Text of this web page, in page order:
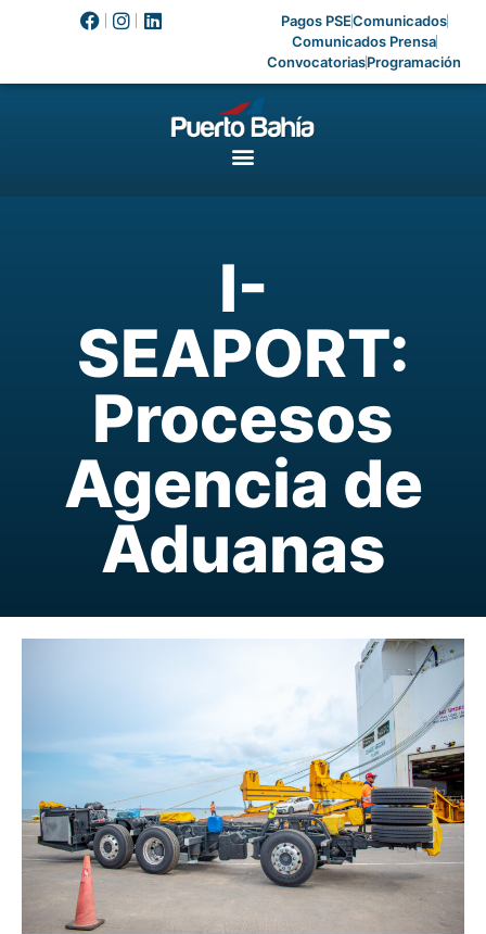
Pagos PSEComunicados
Comunicados Prensa
ConvocatoriasProgramación
I-
SEAPORT:
Procesos
Agencia de
Aduanas